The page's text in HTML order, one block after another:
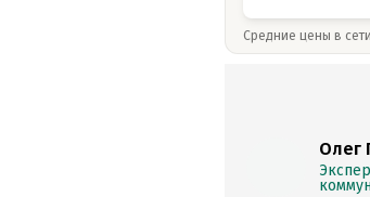
Средние цены в
Олег